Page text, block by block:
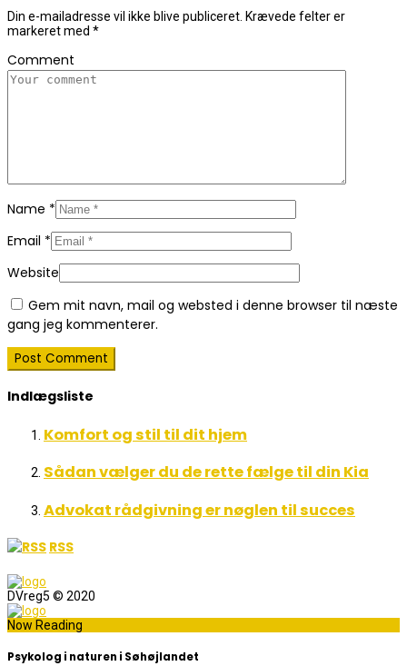
Din e-mailadresse vil ikke blive publiceret. Krævede felter er
markeret med *
Comment
Name *
Email *
Website
Gem mit navn, mail og websted i denne browser til næste
gang jeg kommenterer.
Indlægsliste
Komfort og stil til dit hjem
Sådan vælger du de rette fælge til din Kia
Advokat rådgivning er nøglen til succes
RSS
DVreg5 © 2020
Now Reading
Psykolog i naturen i Søhøjlandet